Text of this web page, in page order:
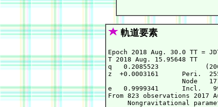
軌道要素
Epoch 2018 Aug. 30.0 TT =
T 2018 Aug. 15.95648
q   0.2085523
z  +0.0003161      Peri.
Node
e   0.9999341      Incl.
From 823 observations 2017